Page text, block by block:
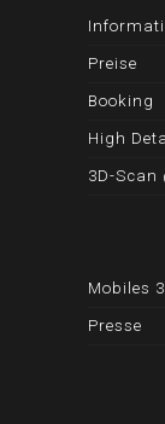
Preise
Booking
High
3D-Scan
Mobiles
Presse